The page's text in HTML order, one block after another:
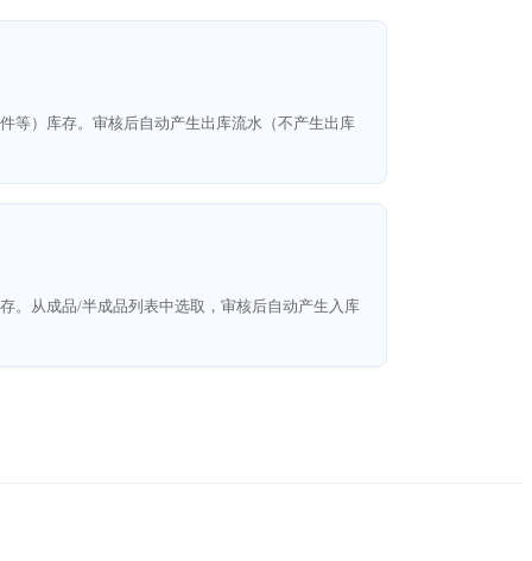
等）库存。审核后自动产生出库流水（不产生出库
。从成品/半成品列表中选取，审核后自动产生入库